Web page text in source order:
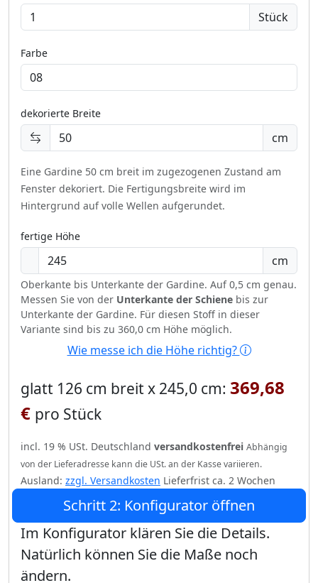
Stück
Farbe
dekorierte Breite
cm
Eine Gardine 50 cm breit im zugezogenen Zustand am
Fenster dekoriert. Die Fertigungsbreite wird im
Hintergrund auf volle Wellen aufgerundet.
fertige Höhe
cm
Oberkante bis Unterkante der Gardine. Auf 0,5 cm genau.
Messen Sie von der Unterkante der Schiene bis zur
Unterkante der Gardine. Für diesen Stoff in dieser
Variante sind bis zu 360,0 cm Höhe möglich.
Wie messe ich die Höhe richtig?
glatt 126 cm breit x 245,0 cm: 369,68
€ pro Stück
incl. 19 % USt. Deutschland versandkostenfrei Abhängig
von der Lieferadresse kann die USt. an der Kasse variieren.
Ausland: zzgl. Versandkosten Lieferfrist ca. 2 Wochen
Schritt 2: Konfigurator öffnen
Im Konfigurator klären Sie die Details.
Natürlich können Sie die Maße noch
ändern.